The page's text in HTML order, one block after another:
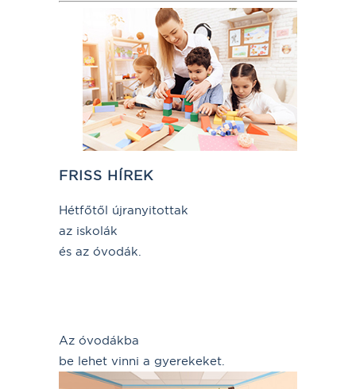
FRISS HÍREK
Hétfőtől újranyitottak
az iskolák
és az óvodák.
Az óvodákba
be lehet vinni a gyerekeket.